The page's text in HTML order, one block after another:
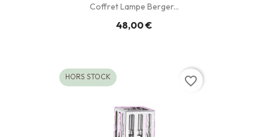
Coffret Lampe Berger...
48,00 €
HORS STOCK favorite_border